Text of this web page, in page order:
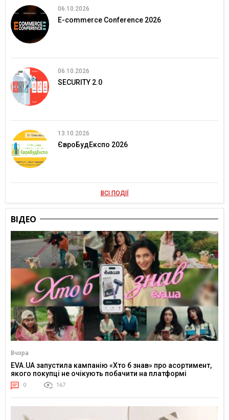
06.10.2026
E-commerce Conference 2026
06.10.2026
SECURITY 2.0
13.10.2026
ЄвроБудЕкспо 2026
ВСІ ПОДІЇ
ВІДЕО
Вчора
EVA.UA запустила кампанію «Хто б знав» про асортимент,
якого покупці не очікують побачити на платформі
0 167